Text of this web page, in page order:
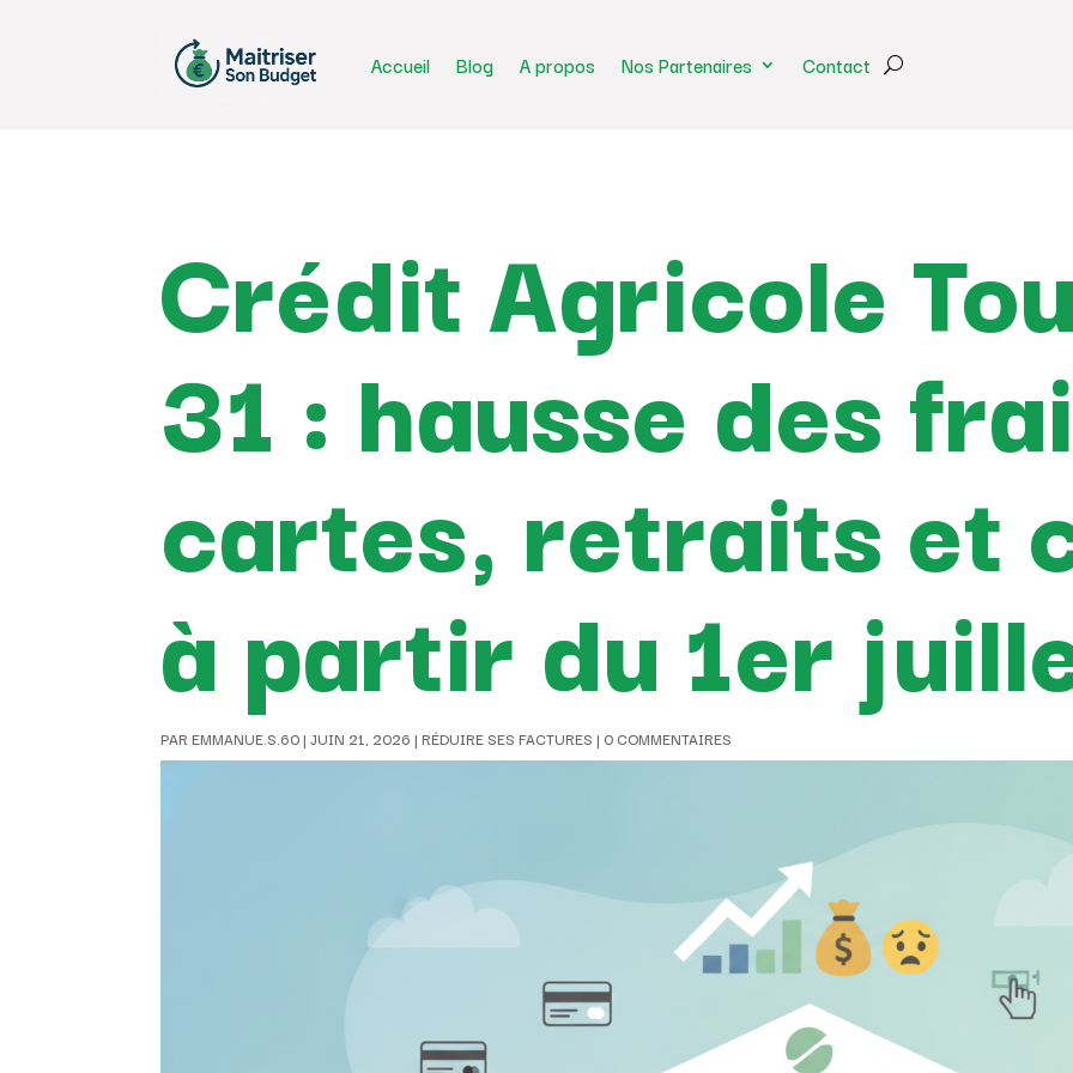
Accueil Blog A propos Nos Partenaires Contact
Crédit Agricole
31 : hausse des
cartes, retraits et
à partir du 1er
PAREMMANUE.S.60|JUIN 21, 2026 |RÉDUIRE SES FACTURES | 0 COMMENTAIRES